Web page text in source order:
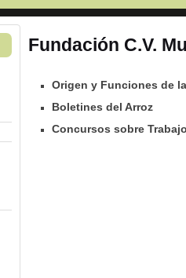
Fundación C.V.
Origen y Funciones de
Boletines del Arroz
Concursos sobre